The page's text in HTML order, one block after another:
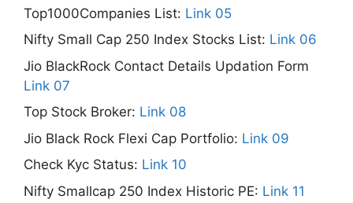
Top1000Companies List: Link 05
Nifty Small Cap 250 Index Stocks List: Link 06
Jio BlackRock Contact Details Updation Form
Link 07
Top Stock Broker: Link 08
Jio Black Rock Flexi Cap Portfolio: Link 09
Check Kyc Status: Link 10
Nifty Smallcap 250 Index Historic PE: Link 11